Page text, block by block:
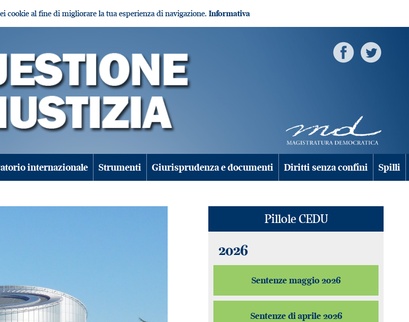
cookie al fine di migliorare la tua esperienza di navigazione. Informativa
internazionale Strumenti Giurisprudenza e documenti Diritti senza confini Spilli
Pillole CEDU
2026
Sentenze maggio 2026
Sentenze di aprile 2026